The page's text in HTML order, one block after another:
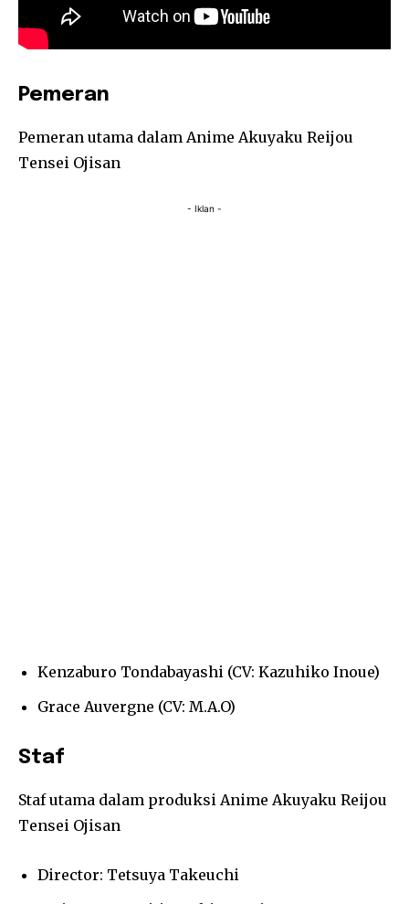
Pemeran
Pemeran utama dalam Anime Akuyaku Reijou
Tensei Ojisan
- Iklan -
Kenzaburo Tondabayashi (CV: Kazuhiko Inoue)
Grace Auvergne (CV: M.A.O)
Staf
Staf utama dalam produksi Anime Akuyaku Reijou
Tensei Ojisan
Director: Tetsuya Takeuchi